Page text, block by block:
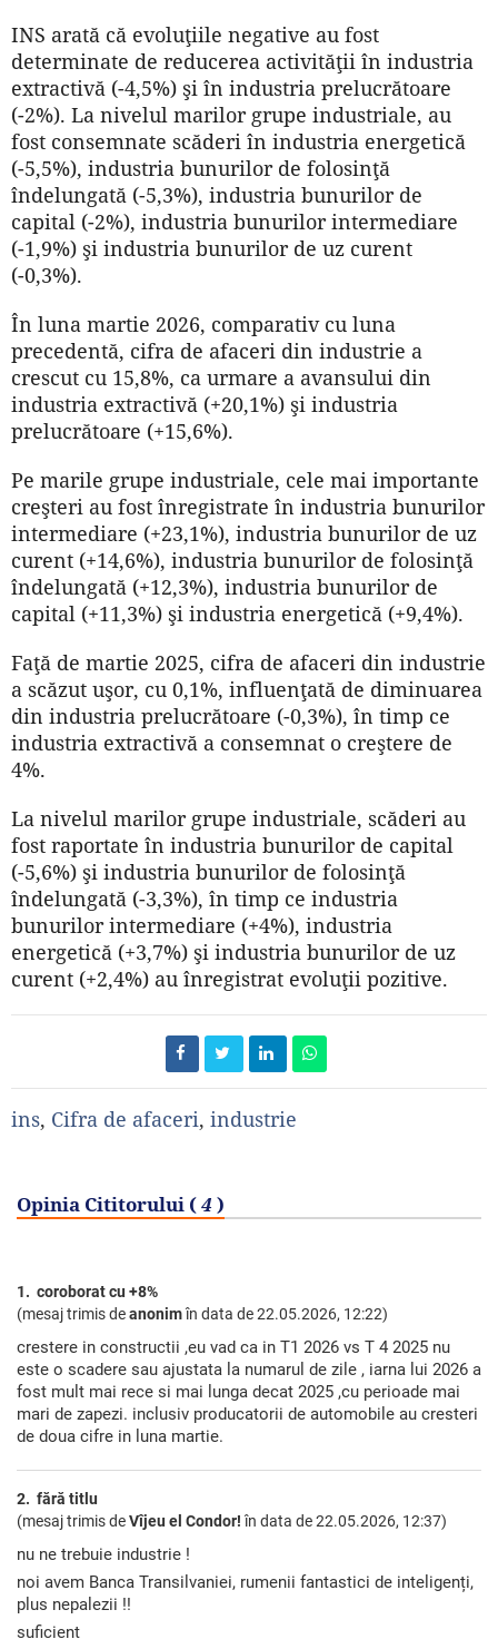
INS arată că evoluţiile negative au fost
determinate de reducerea activităţii în industria
extractivă (-4,5%) şi în industria prelucrătoare
(-2%). La nivelul marilor grupe industriale, au
fost consemnate scăderi în industria energetică
(-5,5%), industria bunurilor de folosinţă
îndelungată (-5,3%), industria bunurilor de
capital (-2%), industria bunurilor intermediare
(-1,9%) şi industria bunurilor de uz curent
(-0,3%).
În luna martie 2026, comparativ cu luna
precedentă, cifra de afaceri din industrie a
crescut cu 15,8%, ca urmare a avansului din
industria extractivă (+20,1%) şi industria
prelucrătoare (+15,6%).
Pe marile grupe industriale, cele mai importante
creşteri au fost înregistrate în industria bunurilor
intermediare (+23,1%), industria bunurilor de uz
curent (+14,6%), industria bunurilor de folosinţă
îndelungată (+12,3%), industria bunurilor de
capital (+11,3%) şi industria energetică (+9,4%).
Faţă de martie 2025, cifra de afaceri din industrie
a scăzut uşor, cu 0,1%, influenţată de diminuarea
din industria prelucrătoare (-0,3%), în timp ce
industria extractivă a consemnat o creştere de
4%.
La nivelul marilor grupe industriale, scăderi au
fost raportate în industria bunurilor de capital
(-5,6%) şi industria bunurilor de folosinţă
îndelungată (-3,3%), în timp ce industria
bunurilor intermediare (+4%), industria
energetică (+3,7%) şi industria bunurilor de uz
curent (+2,4%) au înregistrat evoluţii pozitive.
ins, Cifra de afaceri, industrie
Opinia Cititorului (4)
1. coroborat cu +8%
(mesaj trimis deanonimîn data de22.05.2026, 12:22)
crestere in constructii ,eu vad ca in T1 2026 vs T 4 2025 nu
este o scadere sau ajustata la numarul de zile , iarna lui 2026 a
fost mult mai rece si mai lunga decat 2025 ,cu perioade mai
mari de zapezi. inclusiv producatorii de automobile au cresteri
de doua cifre in luna martie.
2. fără titlu
(mesaj trimis deVîjeu el Condor! în data de22.05.2026, 12:37)
nu ne trebuie industrie !
noi avem Banca Transilvaniei, rumenii fantastici de inteligenți,
plus nepalezii !!
suficient